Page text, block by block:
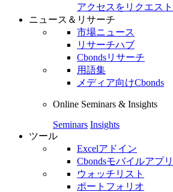
アクセスをリクエスト
ニュース＆リサーチ
市場ニュース
リサーチハブ
Cbondsリサーチ
用語集
メディア向けCbonds
Online Seminars & Insights
Seminars Insights
ツール
Excelアドイン
Cbondsモバイルアプリ
ウォッチリスト
ポートフォリオ